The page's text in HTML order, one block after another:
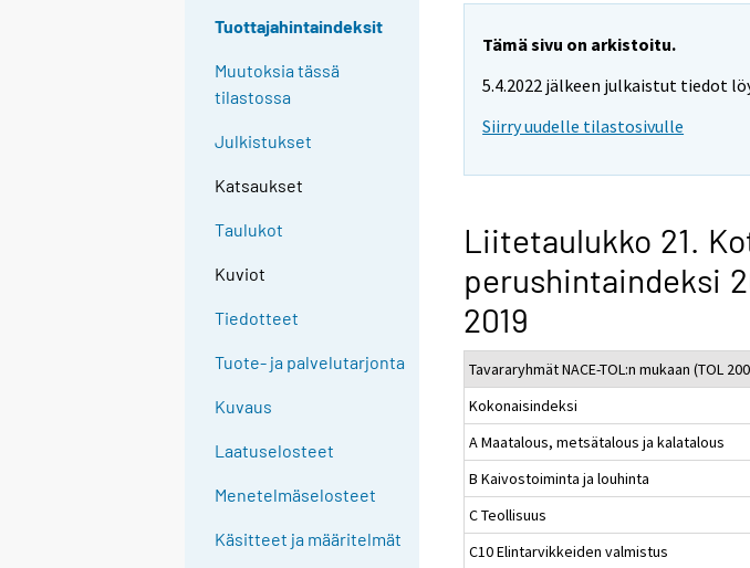
Tuottajahintaindeksit
Muutoksia tässä
tilastossa
Julkistukset
Katsaukset
Taulukot
Kuviot
Tiedotteet
Tuote- ja palvelutarjonta
Kuvaus
Laatuselosteet
Menetelmäselosteet
Käsitteet ja määritelmät
Tämä sivu on arkistoitu.
5.4.2022 jälkeen julkaistut tiedot
Siirry uudelle tilastosivulle
Liitetaulukko 21.
perushintaindeksi
2019
Tavararyhmät NACE-TOL:n mukaan (TOL
Kokonaisindeksi
A Maatalous, metsätalous ja kalatalous
B Kaivostoiminta ja louhinta
C Teollisuus
C10 Elintarvikkeiden valmistus